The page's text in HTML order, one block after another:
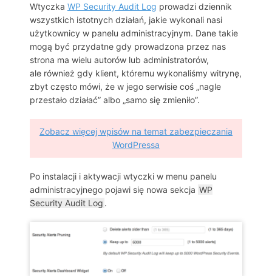
Wtyczka WP Security Audit Log prowadzi dziennik
wszystkich istotnych działań, jakie wykonali nasi
użytkownicy w panelu administracyjnym. Dane takie
mogą być przydatne gdy prowadzona przez nas
strona ma wielu autorów lub administratorów,
ale również gdy klient, któremu wykonaliśmy witrynę,
zbyt często mówi, że w jego serwisie coś „nagle
przestało działać” albo „samo się zmieniło”.
Zobacz więcej wpisów na temat zabezpieczania
WordPressa
Po instalacji i aktywacji wtyczki w menu panelu
administracyjnego pojawi się nowa sekcja WP
Security Audit Log .